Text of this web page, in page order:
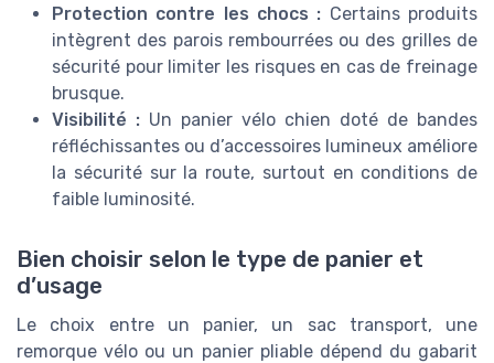
Protection contre les chocs : Certains produits
intègrent des parois rembourrées ou des grilles de
sécurité pour limiter les risques en cas de freinage
brusque.
Visibilité : Un panier vélo chien doté de bandes
réfléchissantes ou d’accessoires lumineux améliore
la sécurité sur la route, surtout en conditions de
faible luminosité.
Bien choisir selon le type de panier et
d’usage
Le choix entre un panier, un sac transport, une
remorque vélo ou un panier pliable dépend du gabarit